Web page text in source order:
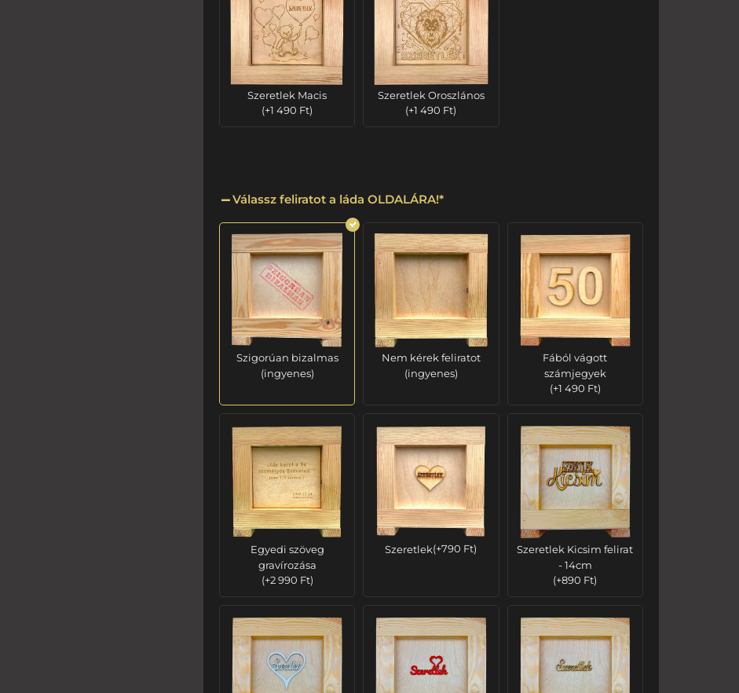
Szeretlek Macis
(+1 490 Ft)
Szeretlek Oroszlános
(+1 490 Ft)
Válassz feliratot a láda OLDALÁRA!*
Szigorúan bizalmas
(ingyenes)
Nem kérek feliratot
(ingyenes)
Fából vágott
számjegyek
(+1 490 Ft)
Egyedi szöveg
gravírozása
(+2 990 Ft)
Szeretlek(+790 Ft)
Szeretlek Kicsim felirat
- 14cm
(+890 Ft)